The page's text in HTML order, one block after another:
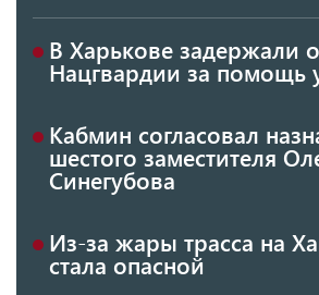
В Харькове задержали
Нацгвардии за помощь
Кабмин согласовал
шестого заместителя
Синегубова
Из-за жары трасса на
стала опасной